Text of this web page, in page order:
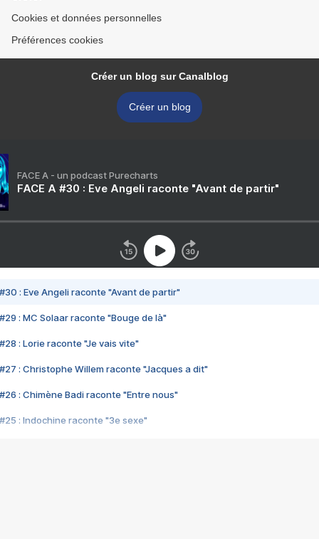
Cookies et données personnelles
Préférences cookies
Créer un blog sur Canalblog
Créer un blog
FACE A - un podcast Purecharts
FACE A #30 : Eve Angeli raconte "Avant de partir"
#30 : Eve Angeli raconte "Avant de partir"
#29 : MC Solaar raconte "Bouge de là"
#28 : Lorie raconte "Je vais vite"
#27 : Christophe Willem raconte "Jacques a dit"
#26 : Chimène Badi raconte "Entre nous"
#25 : Indochine raconte "3e sexe"